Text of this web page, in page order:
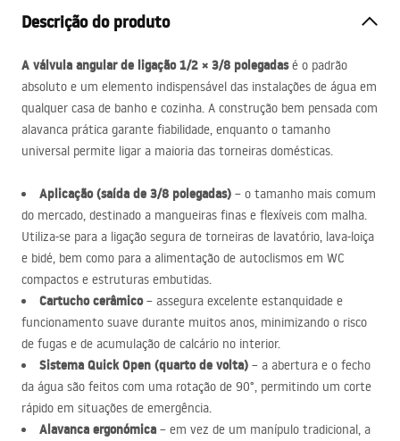
Descrição do produto
A válvula angular de ligação 1/2 × 3/8 polegadasé o padrão
absoluto e um elemento indispensável das instalações de água em
qualquer casa de banho e cozinha. A construção bem pensada com
alavanca prática garante fiabilidade, enquanto o tamanho
universal permite ligar a maioria das torneiras domésticas.
Aplicação (saída de 3/8 polegadas) – o tamanho mais comum
do mercado, destinado a mangueiras finas e flexíveis com malha.
Utiliza-se para a ligação segura de torneiras de lavatório, lava-loiça
e bidé, bem como para a alimentação de autoclismos em WC
compactos e estruturas embutidas.
Cartucho cerâmico– assegura excelente estanquidade e
funcionamento suave durante muitos anos, minimizando o risco
de fugas e de acumulação de calcário no interior.
Sistema Quick Open (quarto de volta) – a abertura e o fecho
da água são feitos com uma rotação de 90°, permitindo um corte
rápido em situações de emergência.
Alavanca ergonómica – em vez de um manípulo tradicional, a